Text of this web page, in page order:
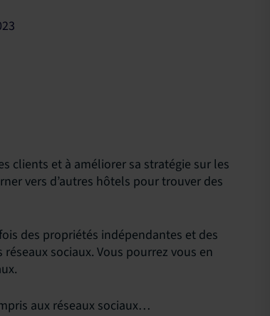
clients et à améliorer sa stratégie sur les
vers d’autres hôtels pour trouver des
des propriétés indépendantes et des
sociaux. Vous pourrez vous en
aux réseaux sociaux…